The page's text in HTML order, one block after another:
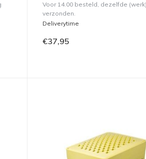
Voor 14.00 besteld, dezelfde
verzonden.
Deliverytime
€37,95